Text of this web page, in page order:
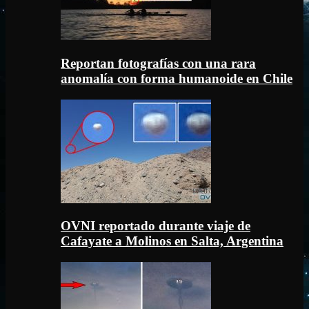
Reportan fotografías con una rara
anomalía con forma humanoide en Chile
OVNI reportado durante viaje de
Cafayate a Molinos en Salta, Argentina